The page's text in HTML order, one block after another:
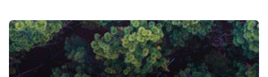
Entreprises familiales